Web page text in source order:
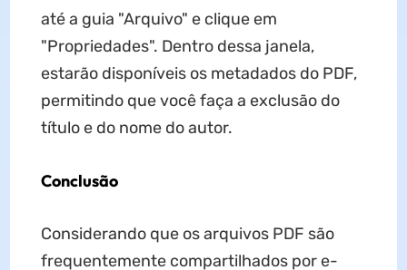
até a guia "Arquivo" e clique em
"Propriedades". Dentro dessa janela,
estarão disponíveis os metadados do PDF,
permitindo que você faça a exclusão do
título e do nome do autor.
Conclusão
Considerando que os arquivos PDF são
frequentemente compartilhados por e-